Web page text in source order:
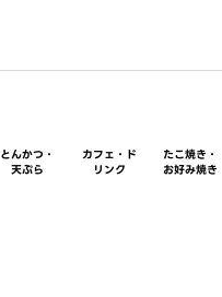
とんかつ・
天ぷら
カフェ・ド
リンク
たこ焼き・
お好み焼き